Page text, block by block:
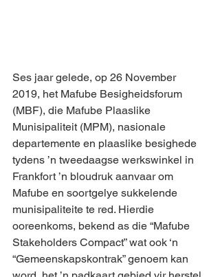
Ses jaar gelede, op 26 November
2019, het Mafube Besigheidsforum
(MBF), die Mafube Plaaslike
Munisipaliteit (MPM), nasionale
departemente en plaaslike besighede
tydens ’n tweedaagse werkswinkel in
Frankfort ’n bloudruk aanvaar om
Mafube en soortgelye sukkelende
munisipaliteite te red. Hierdie
ooreenkoms, bekend as die “Mafube
Stakeholders Compact” wat ook ‘n
“Gemeenskapskontrak” genoem kan